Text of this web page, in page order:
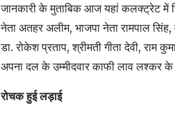
जानकारी के मुताबिक आज यहां कलक्ट्रेट
नेता अतहर अलीम, भाजपा नेता रामपाल
डा. रोकेश प्रताप, श्रीमती गीता देवी, राम
अपना दल के उम्मीदवार काफी लाव लश्कर
रोचक हुई लड़ाई